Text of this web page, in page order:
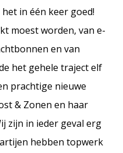
in één keer goed!
moest worden, van e-
en van
het gehele traject elf
prachtige nieuwe
& Zonen en haar
zijn in ieder geval erg
hebben topwerk